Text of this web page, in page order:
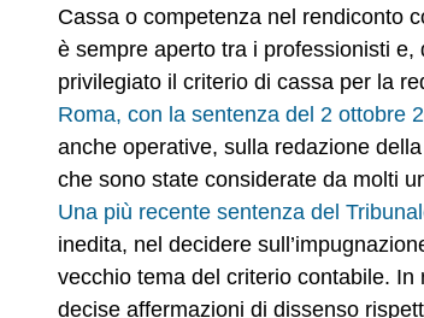
Cassa o competenza nel rendiconto
è sempre aperto tra i professionisti
privilegiato il criterio di cassa per la
Roma, con la sentenza del 2 ottobre
anche operative, sulla redazione
che sono state considerate da molti
Una più recente sentenza del
inedita, nel decidere
vecchio tema del criterio contabile.
decise affermazioni di dissenso